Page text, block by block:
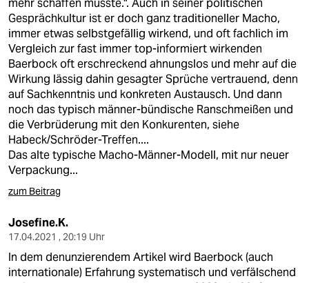
mehr schaffen musste.". Auch in seiner politischen
Gesprächkultur ist er doch ganz traditioneller Macho,
immer etwas selbstgefällig wirkend, und oft fachlich im
Vergleich zur fast immer top-informiert wirkenden
Baerbock oft erschreckend ahnungslos und mehr auf die
Wirkung lässig dahin gesagter Sprüche vertrauend, denn
auf Sachkenntnis und konkreten Austausch. Und dann
noch das typisch männer-bündische Ranschmeißen und
die Verbrüderung mit den Konkurenten, siehe
Habeck/Schröder-Treffen....
Das alte typische Macho-Männer-Modell, mit nur neuer
Verpackung...
zum Beitrag
Josefine.K.
17.04.2021 , 20:19 Uhr
In dem denunzierendem Artikel wird Baerbock (auch
internationale) Erfahrung systematisch und verfälschend